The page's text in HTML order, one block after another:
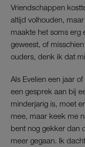
Vriendschappen
altijd volhouden,
maakte het soms erg
geweest, of
ouders, denk ik dat
Als Evelien een jaar
een gesprek aan bij
minderjarig is, moet
mee, maar keek me
bent nog gekker dan
meer gegaan. Ik